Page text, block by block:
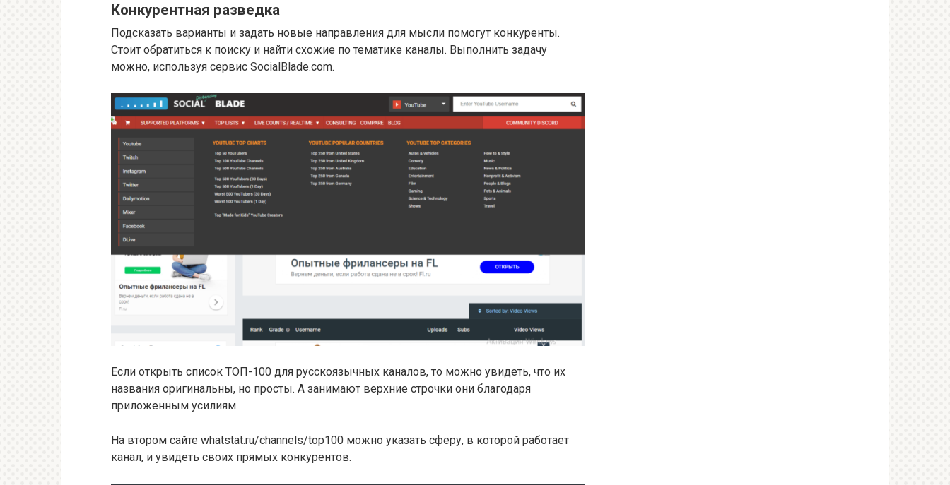
Конкурентная разведка
Подсказать варианты и задать новые направления для мысли помогут конкуренты.
Стоит обратиться к поиску и найти схожие по тематике каналы. Выполнить задачу
можно, используя сервис SocialBlade.com.
Если открыть список ТОП-100 для русскоязычных каналов, то можно увидеть, что их
названия оригинальны, но просты. А занимают верхние строчки они благодаря
приложенным усилиям.
На втором сайте whatstat.ru/channels/top100 можно указать сферу, в которой работает
канал, и увидеть своих прямых конкурентов.